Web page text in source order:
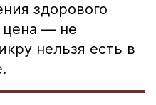
здорового
цена — не
нельзя есть в